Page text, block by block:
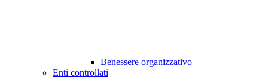
Benessere organizzativo
Enti controllati